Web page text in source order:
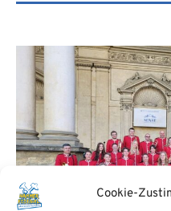
Cookie-